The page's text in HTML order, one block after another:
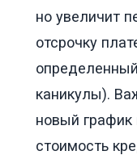
но увеличит
отсрочку
каникулы).
новый
стоимость